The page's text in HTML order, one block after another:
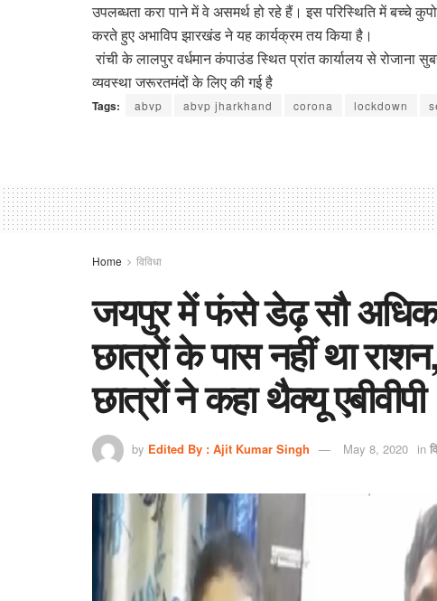
उपलब्धता करा पाने में वे असमर्थ हो रहे हैं। इस परिस्थिति में बच्चे
करते हुए अभाविप झारखंड ने यह कार्यक्रम तय किया है।
रांची के लालपुर वर्धमान कंपाउंड स्थित प्रांत कार्यालय से रोजाना
व्यवस्था जरूरतमंदों के लिए की गई है
Tags: abvp abvp jharkhand corona lockdown
Home विविधा
जयपुर में फंसे डेढ़ सौ
छात्रों के पास नहीं था
छात्रों ने कहा थैक्यू एबीवीपी
by Edited By : Ajit Kumar Singh May 8, 2020 in